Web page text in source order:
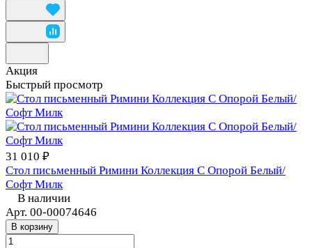
Акция
Быстрый просмотр
31 010 ₽
Стол письменный Римини Коллекция С Опорой Белый/
Софт Милк
В наличии
Арт. 00-00074646
В корзину